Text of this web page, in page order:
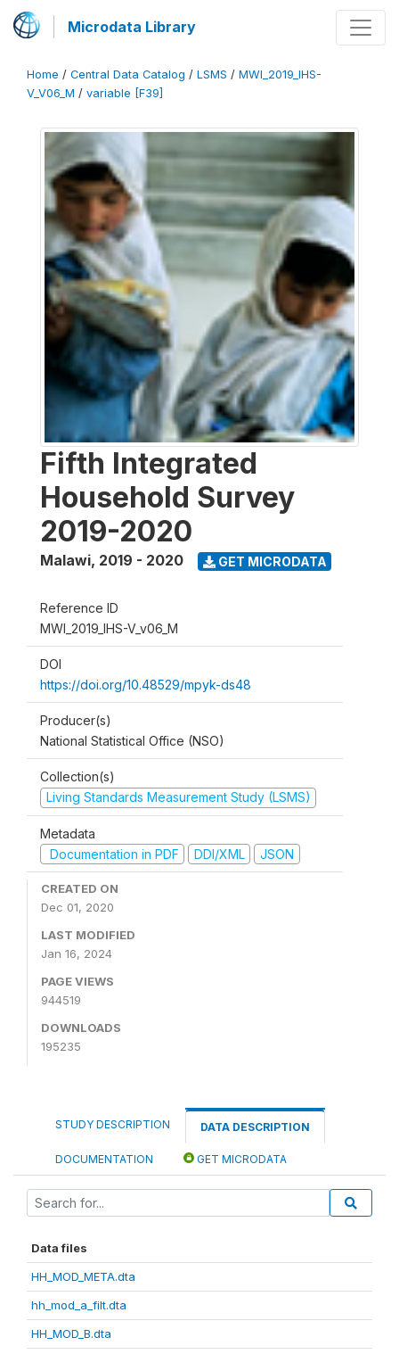
Microdata Library
Home / Central Data Catalog / LSMS / MWI_2019_IHS-
V_V06_M / variable [F39]
Fifth Integrated
Household Survey
2019-2020
Malawi, 2019 - 2020 GET MICRODATA
Reference ID
MWI_2019_IHS-V_v06_M
DOI
https://doi.org/10.48529/mpyk-ds48
Producer(s)
National Statistical Office (NSO)
Collection(s)
Living Standards Measurement Study (LSMS)
Metadata
Documentation in PDF
DDI/XML JSON
CREATED ON
Dec 01, 2020
LAST MODIFIED
Jan 16, 2024
PAGE VIEWS
944519
DOWNLOADS
195235
STUDY DESCRIPTION DATA DESCRIPTION
DOCUMENTATION GET MICRODATA
Data files
HH_MOD_META.dta
hh_mod_a_filt.dta
HH_MOD_B.dta